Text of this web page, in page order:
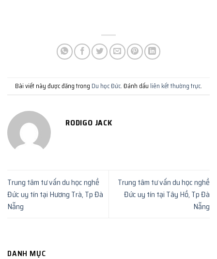
Bài viết này được đăng trong Du học Đức. Đánh dấu liên kết thường trực.
RODIGO JACK
Trung tâm tư vấn du học nghề
Đức uy tín tại Hương Trà, Tp Đà
Nẵng
Trung tâm tư vấn du học nghề
Đức uy tín tại Tây Hồ, Tp Đà
Nẵng
DANH MỤC